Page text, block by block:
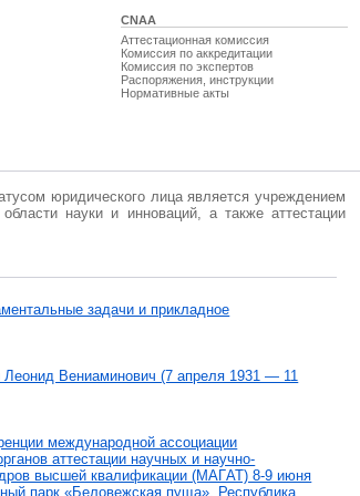
CNAA
Аттестационная комиссия
Комиссия по аккредитации
Комиссия по экспертов
Распоряжения, инструкции
Нормативные акты
юридического лица является учреждением
науки и инноваций, а также аттестации
задачи и прикладное
Вениаминович (7 апреля 1931 — 11
международной ассоциации
аттестации научных и научно-
высшей квалификации (МАГAT) 8-9 июня
парк «Беловежская пуща», Республика